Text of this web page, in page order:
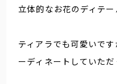
立体的なお花のディテー
ティアラでも可愛いで
ーディネートしていただ